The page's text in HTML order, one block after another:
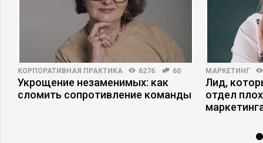
КОРПОРАТИВНАЯ ПРАКТИКА 6276 60
Укрощение незаменимых: как
сломить сопротивление команды
МАРКЕТИНГ
Лид,
отдел